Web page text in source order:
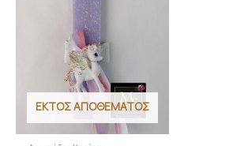
ΕΚΤΌΣ ΑΠΟΘΈΜΑΤΟΣ